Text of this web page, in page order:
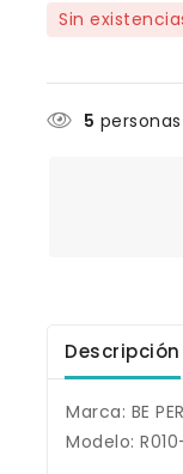
Sin
5
Descripción
Marca: BE
Modelo: